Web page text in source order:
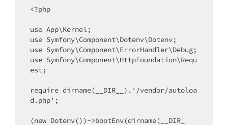
<?php
use App\Kernel;
use Symfony\Component\Dotenv\Dotenv;
use Symfony\Component\ErrorHandler\Debug;
use Symfony\Component\HttpFoundation\Requ
est;
require dirname(__DIR__).'/vendor/autoloa
d.php';
(new Dotenv())->bootEnv(dirname(__DIR_